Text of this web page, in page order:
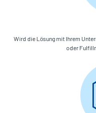
Wird die Lösung mit Ihrem
oder